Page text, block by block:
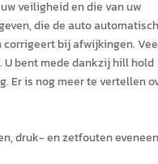
veiligheid en die van uw
die de auto automatisch
corrigeert bij afwijkingen.
bent mede dankzij hill hold
Er is nog meer te vertellen
druk- en zetfouten